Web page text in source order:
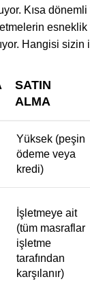
Kısa
esneklik
Hangisi sizin
SATIN
ALMA
Yüksek (peşin
ödeme veya
kredi)
İşletmeye ait
(tüm masraflar
işletme
tarafından
karşılanır)